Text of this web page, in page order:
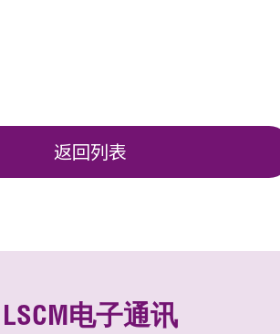
返回列表
LSCM电子通讯